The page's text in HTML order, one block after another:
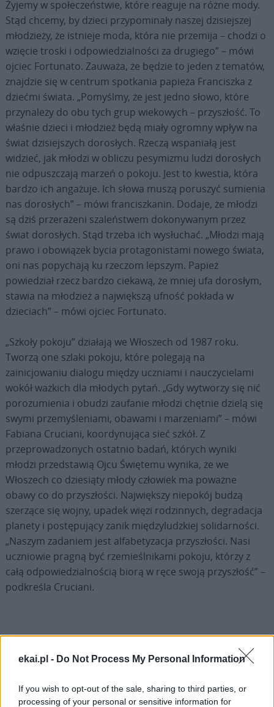
ekai.pl - Do Not Process My Personal Information
If you wish to opt-out of the sale, sharing to third parties, or
processing of your personal or sensitive information for
Żyjemy w społeczeństwie, które reaguje na różne mody.
Stąd chcemy, by dzieci przypominały naszej dzisiejszej
młodzieży, że istnieje moda, która nie przemija – chodzi o
wzięcie troski i odpowiedzialności za drugiego” – mówi
ojciec Fortunato. Zauważa, że będzie to jeden z tematów,
znajdzie się w centrum spotkania papieża Franciszka z
dziećmi świata. „Pomyślmy, że jest jedno słowo, które
przynależy do obu tych grup wiekowych – przyszłość. To
właśnie dzieci i młodzież będą miały ogromny wpływ na
świat dzisiejszych dorosłych. Rzeczą wspaniałą jest
widzieć, jak młodzi w obliczu pesymizmu ludzi dorosłych
nie odpuszczają marzeń o pokoju. Jest to kwestia, która
bardzo ich angażuje. Ich słowa muszą poruszyć sumienia
nas dorosłych” – mówi franciszkanin. Dodaje, że młodzi
są dziś przerażeni szaleństwem dokonywanym przez
świat dorosłych. Stąd trzeba ich wysłuchać. „Młodzi mają
prawo i obowiązek bycia protagonistami nowego świata,
oni nas popychają ku rzeczom lepszym. Papież
powiedział rzecz bardzo ciekawą, że mniej ufa dorosłym,
stawia na młodzież a największą ufność pokłada w
dzieciach” – mówi ojciec Fortunato.
„Szkoły pokoju” działają we Włoszech od 1987 roku.
Tworzą one szlaki pokoju, które polegają na
zainicjowaniu dialogu między uczniami i nauczycielami
wokół ważkich dla młodych pytań. „Gdy wytworzy się nić
porozumienia i obudzi zaufanie młodzi chętnie dzielą się
swymi przemyśleniami, obawami i marzeniami” – mówi
Fabiana Cruciani, koordynująca sieć szkół. Z
przeprowadzonych ostatnio badań, których wyniki
młodzi przedstawią Ojcu Świętemu wynika, że we
Włoszech co dziesiąty młody człowiek ma poważne
obawy co do przyszłości. Największy niepokój budzą
szerzące się wojny, upadek więzi rodzinnych, degradacja
planety i postępujący zanik międzyludzkiej solidarności.
„Naszym zadaniem jest alfabetyzacja przyszłości. Nasi
uczniowie pragną być rzemieślnikami pokoju, którzy z
całą odpowiedzialnością biorą w ręce swoją przyszłość” –
podkreśla Cruciani.
Drogi Czytelniku,
cieszymy się, że odwiedzasz nasz portal. Jesteśmy
tu dla Ciebie!